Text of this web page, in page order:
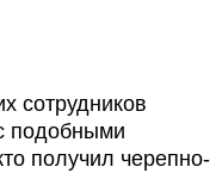
сотрудников
подобными
получил черепно-